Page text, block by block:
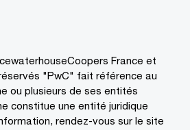
France et
"PwC" fait référence au
ou plusieurs de ses entités
constitue une entité juridique
rendez-vous sur le site